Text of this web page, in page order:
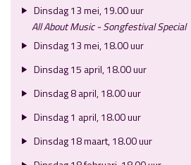
Dinsdag 13 mei, 19.00 uur
All About Music - Songfestival Special
Dinsdag 13 mei, 18.00 uur
Dinsdag 15 april, 18.00 uur
Dinsdag 8 april, 18.00 uur
Dinsdag 1 april, 18.00 uur
Dinsdag 18 maart, 18.00 uur